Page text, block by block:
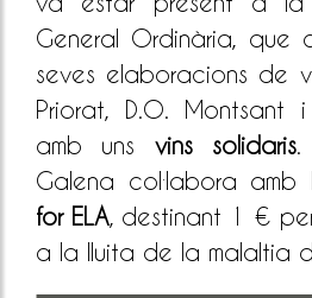
General Ordinària, que
seves elaboracions de
Priorat, D.O. Montsant
amb uns vins solidaris.
Galena col·labora amb
for ELA, destinant 1 €
a la lluita de la malaltia